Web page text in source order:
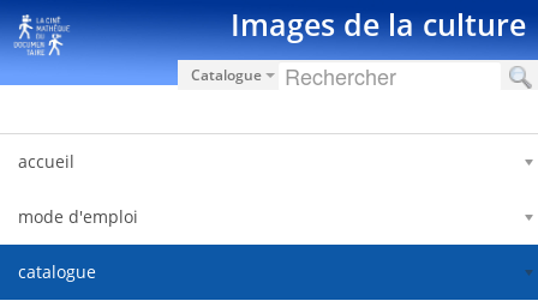
Hyppää sisältöön Images de la culture
Catalogue
accueil
mode d'emploi
catalogue